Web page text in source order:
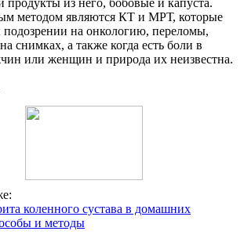
продукты из него, бобовые и капуста.
методом являются КТ и МРТ, которые
подозрении на онкологию, переломы,
снимках, а также когда есть боли в
или женщин и природа их неизвестна.
коленного сустава в домашних
и методы